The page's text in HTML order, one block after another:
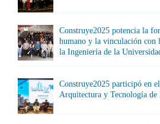
Construye2025 potencia la
humano y la vinculación con
la Ingeniería de la
Construye2025 participó en
Arquitectura y Tecnología de